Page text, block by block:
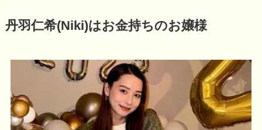
丹羽仁希(Niki)はお金持ちのお嬢様